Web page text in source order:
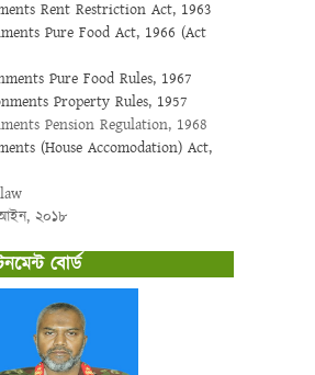
Rent Restriction Act, 1963
Pure Food Act, 1966 (Act
Pure Food Rules, 1967
Property Rules, 1957
Pension Regulation, 1968
(House Accomodation) Act,
আইন, ২০১৮
বোর্ড